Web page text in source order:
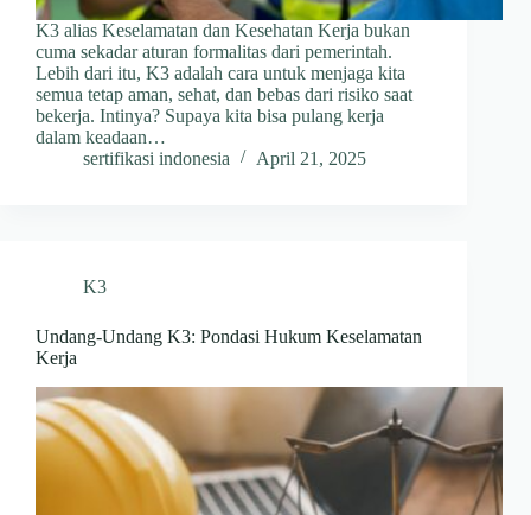
K3 alias Keselamatan dan Kesehatan Kerja bukan
cuma sekadar aturan formalitas dari pemerintah.
Lebih dari itu, K3 adalah cara untuk menjaga kita
semua tetap aman, sehat, dan bebas dari risiko saat
bekerja. Intinya? Supaya kita bisa pulang kerja
dalam keadaan…
sertifikasi indonesia
April 21, 2025
K3
Undang-Undang K3: Pondasi Hukum Keselamatan
Kerja